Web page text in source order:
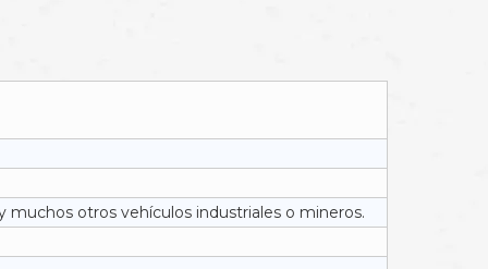
muchos otros vehículos industriales o mineros.